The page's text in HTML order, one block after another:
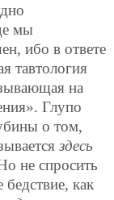
мы
ибо в ответе
тавтология
на
Глупо
о том,
здесь
не спросить
бедствие, как